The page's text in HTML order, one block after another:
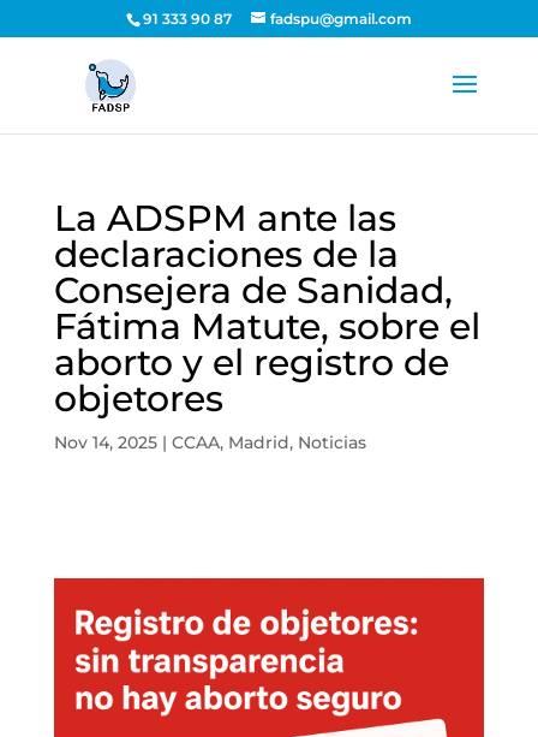
91 333 90 87 fadspu@gmail.com
La ADSPM ante las
declaraciones de la
Consejera de Sanidad,
Fátima Matute, sobre el
aborto y el registro de
objetores
Nov 14, 2025| CCAA, Madrid, Noticias